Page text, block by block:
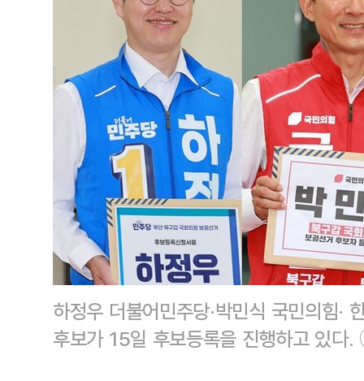
하정우 더불어민주당·박민식 국민의힘·
후보가 15일 후보등록을 진행하고 있다